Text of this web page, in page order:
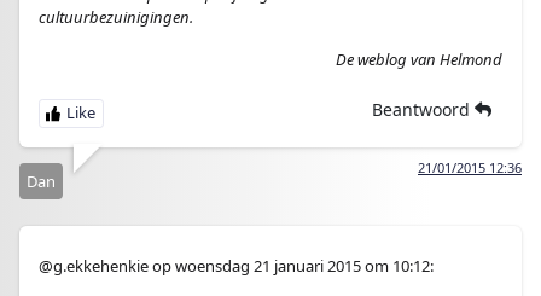
cultuurbezuinigingen.
De weblog van Helmond
Beantwoord
21/01/2015 12:36
Dan
@g.ekkehenkie op woensdag 21 januari 2015 om 10:12: